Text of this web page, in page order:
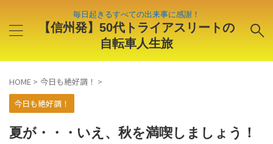
毎日起きるすべての出来事に感謝！
【信州発】50代トライアスリートの
自転車人生旅
HOME > 今日も絶好調！ >
今日も絶好調！
夏が・・・いえ、秋を満喫しましょう！